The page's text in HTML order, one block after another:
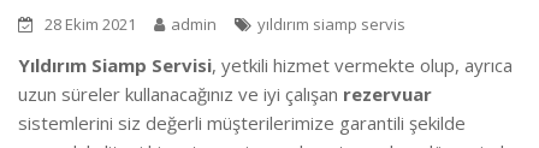
28 Ekim 2021 admin yıldırım siamp servis
Yıldırım Siamp Servisi, yetkili hizmet vermekte olup, ayrıca
uzun süreler kullanacağınız ve iyi çalışan rezervuar
sistemlerini siz değerli müşterilerimize garantili şekilde